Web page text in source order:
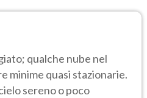
qualche nube nel
minime quasi stazionarie.
sereno o poco